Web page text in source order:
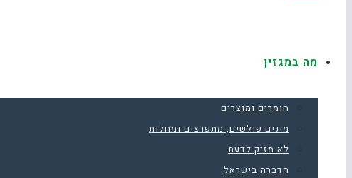
מה במגזין
חומרים ומוצרים
מינים פולשים, מתפרצים ומחלות
לא מזיק לדעת
הדברה בישראל